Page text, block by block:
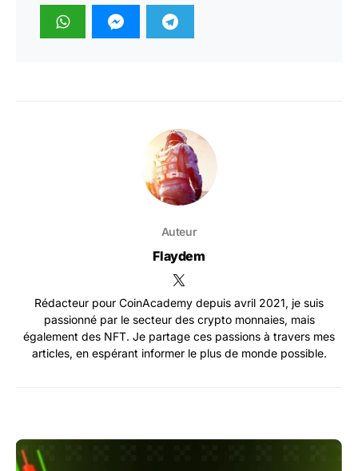
Auteur
Flaydem
Rédacteur pour CoinAcademy depuis avril 2021, je suis
passionné par le secteur des crypto monnaies, mais
également des NFT. Je partage ces passions à travers mes
articles, en espérant informer le plus de monde possible.